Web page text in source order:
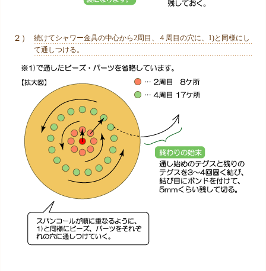
２）
続けてシャワー金具の中心から2周目、４周目の穴に、1)と同様にし
て通しつける。